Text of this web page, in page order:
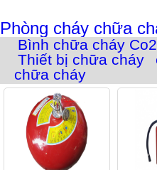
Phòng cháy chữa
Bình chữa cháy Co2
Thiết bị chữa cháy
chữa cháy